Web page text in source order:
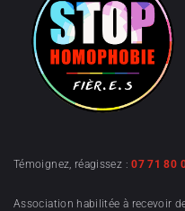
Témoignez, réagissez :07 71 80
Association habilitée à recevoir